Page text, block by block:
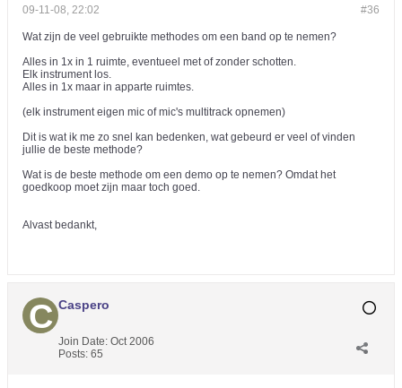
#36
09-11-08, 22:02
Wat zijn de veel gebruikte methodes om een band op te nemen?
Alles in 1x in 1 ruimte, eventueel met of zonder schotten.
Elk instrument los.
Alles in 1x maar in apparte ruimtes.
(elk instrument eigen mic of mic's multitrack opnemen)
Dit is wat ik me zo snel kan bedenken, wat gebeurd er veel of vinden
jullie de beste methode?
Wat is de beste methode om een demo op te nemen? Omdat het
goedkoop moet zijn maar toch goed.
Alvast bedankt,
Caspero
Join Date: Oct 2006
Posts: 65